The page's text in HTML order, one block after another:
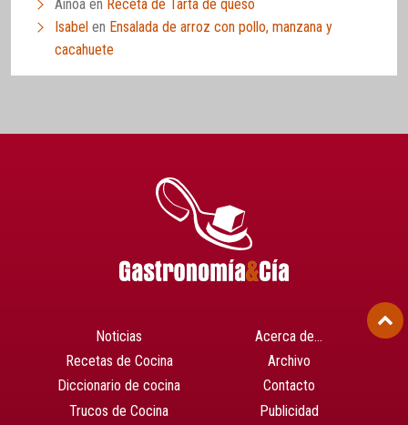
Ainoa en Receta de Tarta de queso
Isabel en Ensalada de arroz con pollo, manzana y
cacahuete
Noticias
Recetas de Cocina
Diccionario de cocina
Trucos de Cocina
Acerca de…
Archivo
Contacto
Publicidad